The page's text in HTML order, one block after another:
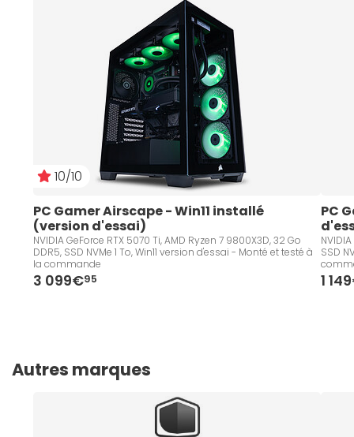
10/10
PC Gamer Airscape - Win11 installé
(version d'essai)
NVIDIA GeForce RTX 5070 Ti, AMD Ryzen 7 9800X3D, 32 Go
DDR5, SSD NVMe 1 To, Win11 version d'essai - Monté et testé à
la commande
3 099€95
PC
SSD
1
Autres marques